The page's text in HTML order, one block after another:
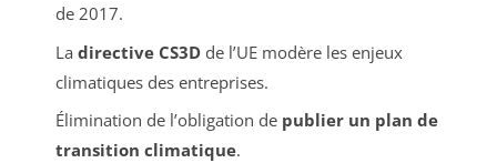
de 2017.
La directive CS3Dde l’UE modère les enjeux
climatiques des entreprises.
Élimination de l’obligation de publier un plan de
transition climatique.